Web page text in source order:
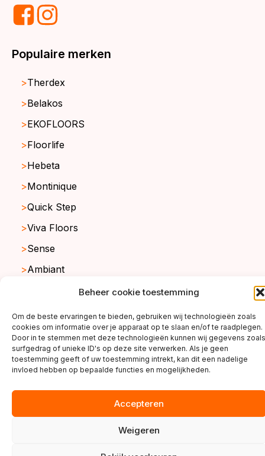
Beheer cookie toestemming
Om de beste ervaringen te bieden, gebruiken wij technologieën zoals
cookies om informatie over je apparaat op te slaan en/of te raadplegen.
Door in te stemmen met deze technologieën kunnen wij gegevens zoals
surfgedrag of unieke ID's op deze site verwerken. Als je geen
toestemming geeft of uw toestemming intrekt, kan dit een nadelige
invloed hebben op bepaalde functies en mogelijkheden.
Accepteren
Weigeren
Populaire merken
Therdex
Belakos
EKOFLOORS
Floorlife
Hebeta
Montinique
Quick Step
Viva Floors
Sense
Ambiant
copyright ©2026